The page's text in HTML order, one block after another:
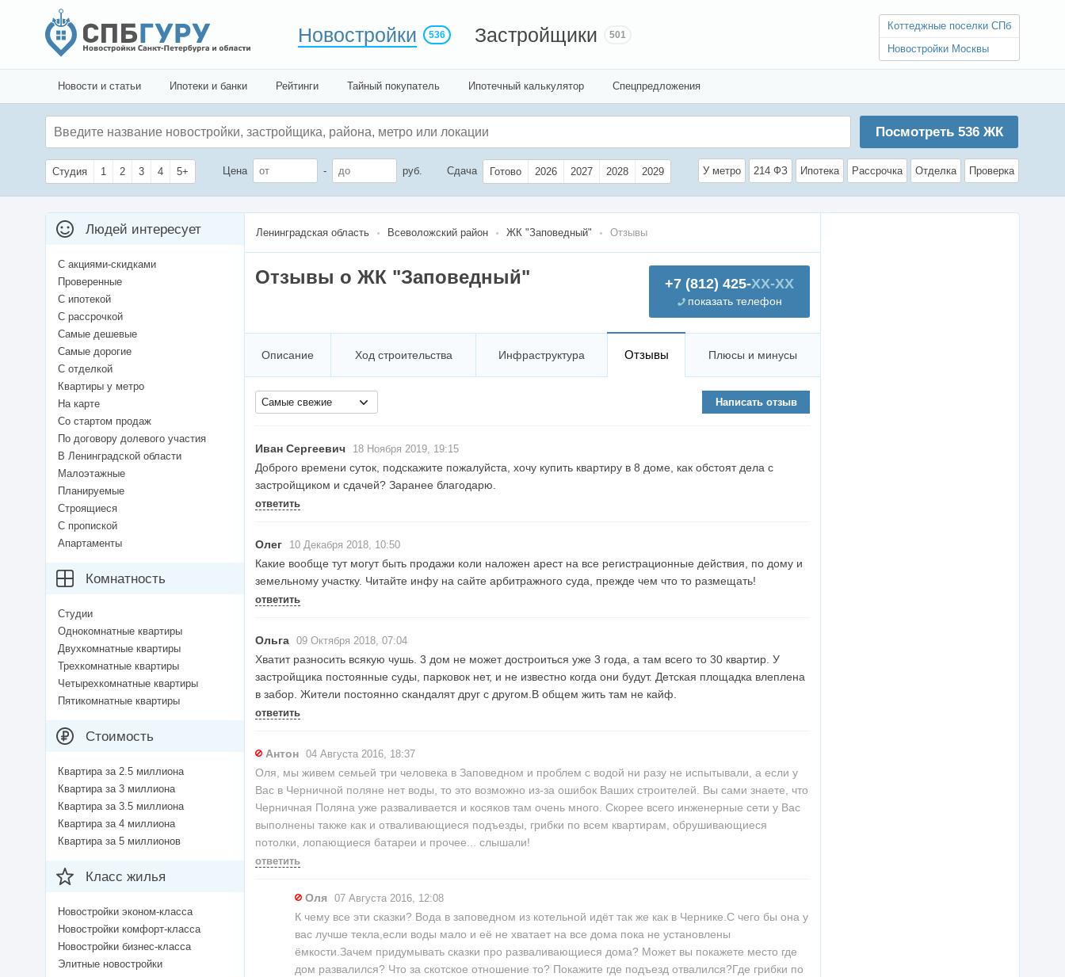
Новостройки 536 Застройщики 501
Коттеджные поселки СПб
Новостройки Москвы
Новости и статьи Ипотеки и банки Рейтинги Тайный покупатель Ипотечный калькулятор Спецпредложения
Посмотреть 536ЖК
Студия 1 2 3 4 5+ Цена - руб. Сдача Готово 2026 2027 2028 2029 У метро 214 ФЗ Ипотека Рассрочка Отделка Проверка
Ленинградская область Всеволожский район ЖК "Заповедный" Отзывы
+7 (812) 425-XX-XX
показать телефон
Отзывы о ЖК "Заповедный"
Описание Ход строительства Инфраструктура Отзывы Плюсы и минусы
Самые свежие Написать отзыв
Иван Сергеевич 18 Ноября 2019, 19:15
Доброго времени суток, подскажите пожалуйста, хочу купить квартиру в 8 доме, как обстоят дела с
застройщиком и сдачей? Заранее благодарю.
ответить
Олег 10 Декабря 2018, 10:50
Какие вообще тут могут быть продажи коли наложен арест на все регистрационные действия, по дому и
земельному участку. Читайте инфу на сайте арбитражного суда, прежде чем что то размещать!
ответить
Ольга 09 Октября 2018, 07:04
Хватит разносить всякую чушь. 3 дом не может достроиться уже 3 года, а там всего то 30 квартир. У
застройщика постоянные суды, парковок нет, и не известно когда они будут. Детская площадка влеплена
в забор. Жители постоянно скандалят друг с другом.В общем жить там не кайф.
ответить
Антон 04 Августа 2016, 18:37
Оля, мы живем семьей три человека в Заповедном и проблем с водой ни разу не испытывали, а если у
Вас в Черничной поляне нет воды, то это возможно из-за ошибок Ваших строителей. Вы сами знаете, что
Черничная Поляна уже разваливается и косяков там очень много. Скорее всего инженерные сети у Вас
выполнены также как и отваливающиеся подъезды, грибки по всем квартирам, обрушивающиеся
потолки, лопающиеся батареи и прочее... слышали!
ответить
Оля 07 Августа 2016, 12:08
К чему все эти сказки? Вода в заповедном из котельной идёт так же как в Чернике.С чего бы она у
вас лучше текла,если воды мало и её не хватает на все дома пока не установлены
ёмкости.Зачем придумывать сказки про разваливающиеся дома? Может вы покажете место где
дом развалился? Что за скотское отношение то? Покажите где подъезд отвалился?Где грибки по
Людей интересует
С акциями-скидками
Проверенные
С ипотекой
С рассрочкой
Самые дешевые
Самые дорогие
С отделкой
Квартиры у метро
На карте
Со стартом продаж
По договору долевого участия
В Ленинградской области
Малоэтажные
Планируемые
Строящиеся
С пропиской
Апартаменты
Комнатность
Студии
Однокомнатные квартиры
Двухкомнатные квартиры
Трехкомнатные квартиры
Четырехкомнатные квартиры
Пятикомнатные квартиры
Стоимость
Квартира за 2.5 миллиона
Квартира за 3 миллиона
Квартира за 3.5 миллиона
Квартира за 4 миллиона
Квартира за 5 миллионов
Класс жилья
Новостройки эконом-класса
Новостройки комфорт-класса
Новостройки бизнес-класса
Элитные новостройки